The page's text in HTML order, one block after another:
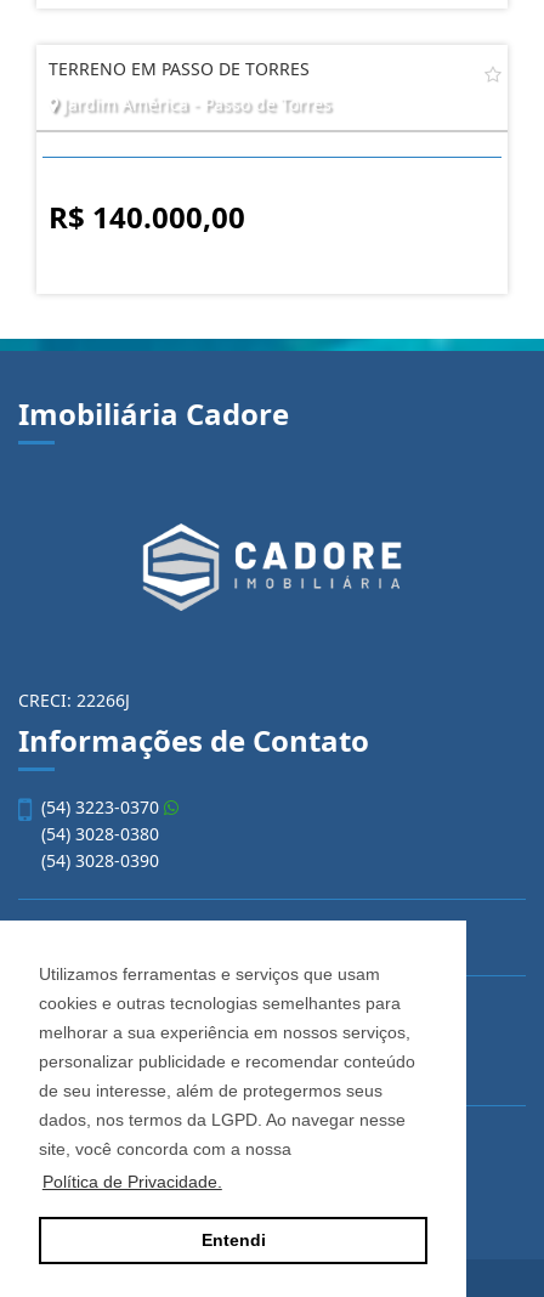
Utilizamos ferramentas e serviços que usam
cookies e outras tecnologias semelhantes para
melhorar a sua experiência em nossos serviços,
personalizar publicidade e recomendar conteúdo
de seu interesse, além de protegermos seus
dados, nos termos da LGPD. Ao navegar nesse
site, você concorda com a nossa
Política de Privacidade.
Entendi
TERRENO EM PASSO DE TORRES
Jardim América - Passo de Torres
R$ 140.000,00
Imobiliária Cadore
CRECI: 22266J
Informações de Contato
(54) 3223-0370
(54) 3028-0380
(54) 3028-0390
Imobiliária Cadore
Rua Os Dezoito do Forte, 1622, Centro
Caxias do Sul - Rio Grande do Sul
Horário de Atendimento
De segunda a sexta-feira
Das 08:30 às 12:00 e das 13:30 às 18:00